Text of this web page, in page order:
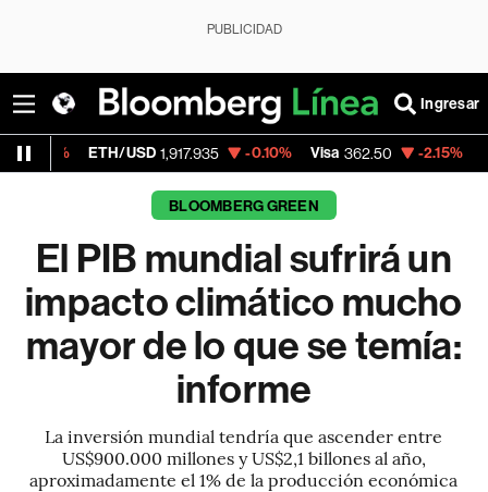
PUBLICIDAD
Ingresar
ETH/USD 1,917.935 -0.10% Visa 362.50 -2.15%
BLOOMBERG GREEN
El PIB mundial sufrirá un
impacto climático mucho
mayor de lo que se temía:
informe
La inversión mundial tendría que ascender entre
US$900.000 millones y US$2,1 billones al año,
aproximadamente el 1% de la producción económica